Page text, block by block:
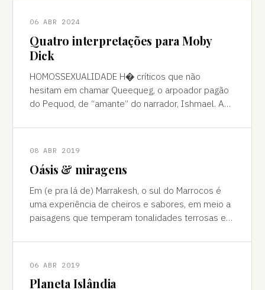
06 ABR 2024
Quatro interpretações para Moby
Dick
HOMOSSEXUALIDADE H� críticos que não
hesitam em chamar Queequeg, o arpoador pagão
do Pequod, de “amante” do narrador, Ishmael. A
compreens
08 ABR 2019
Oásis & miragens
Em (e pra lá de) Marrakesh, o sul do Marrocos é
uma experiência de cheiros e sabores, em meio a
paisagens que temperam tonalidades terrosas e
06 ABR 2019
Planeta Islândia